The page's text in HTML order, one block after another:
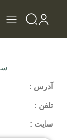
آدرس :
تلفن :
سایت :